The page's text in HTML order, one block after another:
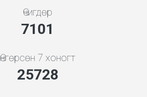
Өчигдөр
7608
Өнгөрсөн 7 хоногт
27707